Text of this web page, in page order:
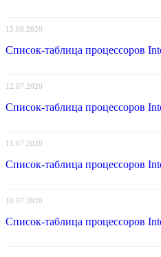
15.09.2020
Список-таблица процессоров
12.07.2020
Список-таблица процессоров
11.07.2020
Список-таблица процессоров
10.07.2020
Список-таблица процессоров